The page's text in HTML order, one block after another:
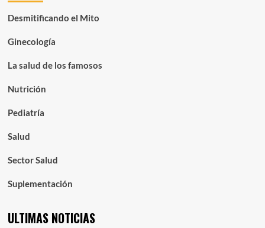
Desmitificando el Mito
Ginecología
La salud de los famosos
Nutrición
Pediatría
Salud
Sector Salud
Suplementación
ULTIMAS NOTICIAS